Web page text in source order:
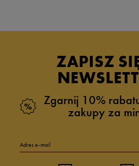
ZAPISZ
Zgarnij 10%
zakupy za
Adres e-mail